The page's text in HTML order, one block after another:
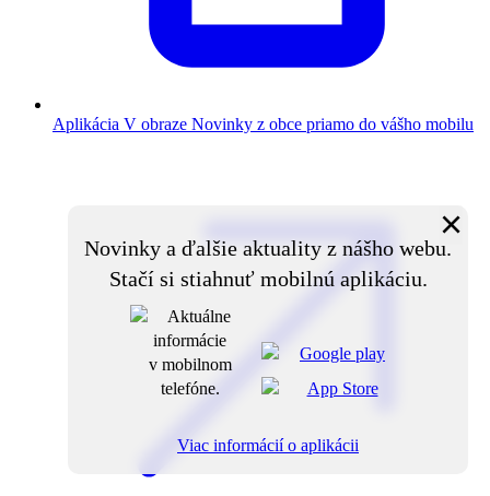
Aplikácia V obraze Novinky z obce priamo do vášho mobilu
Novinky a ďalšie aktuality z nášho webu.
Stačí si stiahnuť mobilnú aplikáciu.
×
Viac informácií o aplikácii